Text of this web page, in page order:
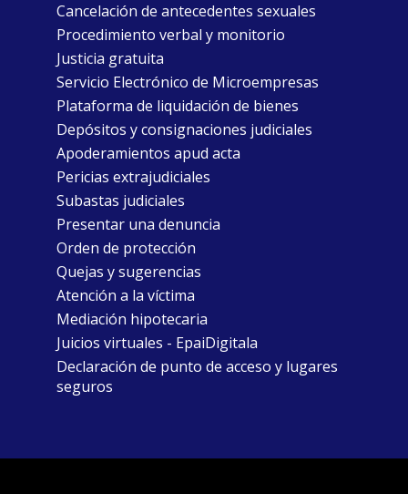
Cancelación de antecedentes sexuales
Procedimiento verbal y monitorio
Justicia gratuita
Servicio Electrónico de Microempresas
Plataforma de liquidación de bienes
Depósitos y consignaciones judiciales
Apoderamientos apud acta
Pericias extrajudiciales
Subastas judiciales
Presentar una denuncia
Orden de protección
Quejas y sugerencias
Atención a la víctima
Mediación hipotecaria
Juicios virtuales - EpaiDigitala
Declaración de punto de acceso y lugares
seguros